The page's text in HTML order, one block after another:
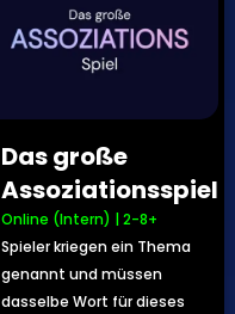
Das große
Assoziationsspiel
Online (Intern) | 2-8+
Spieler kriegen ein Thema
genannt und müssen
dasselbe Wort für dieses